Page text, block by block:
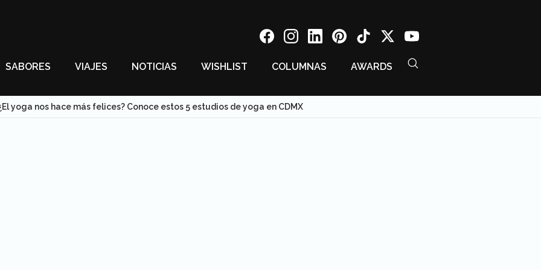
SABORES VIAJES NOTICIAS WISHLIST COLUMNAS AWARDS
yoga nos hace más felices? Conoce estos 5 estudios de yoga en CDMX